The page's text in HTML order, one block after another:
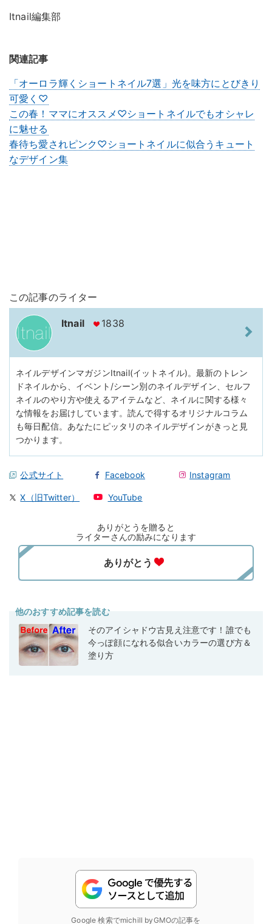
Itnail編集部
関連記事
「オーロラ輝くショートネイル7選」光を味方にとびきり
可愛く♡
この春！ママにオススメ♡ショートネイルでもオシャレ
に魅せる
春待ち愛されピンク♡ショートネイルに似合うキュート
なデザイン集
この記事のライター
Itnail 1838
ネイルデザインマガジンItnail(イットネイル)。最新のトレン
ドネイルから、イベント/シーン別のネイルデザイン、セルフ
ネイルのやり方や使えるアイテムなど、ネイルに関する様々
な情報をお届けしています。読んで得するオリジナルコラム
も毎日配信。あなたにピッタリのネイルデザインがきっと見
つかります。
公式サイト Facebook Instagram
X（旧Twitter） YouTube
ありがとうを贈ると
ライターさんの励みになります
他のおすすめ記事を読む
そのアイシャドウ古見え注意です！誰でも
今っぽ顔になれる似合いカラーの選び方＆
塗り方
Google 検索でmichill byGMOの記事を